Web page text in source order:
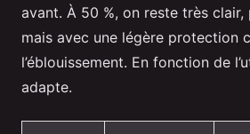
avant. À 50 %, on reste très clair,
mais avec une légère protection
l’éblouissement. En fonction de
adapte.